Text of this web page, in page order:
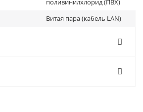
поливинилхлорид (ПВХ)
Витая пара (кабель LAN)